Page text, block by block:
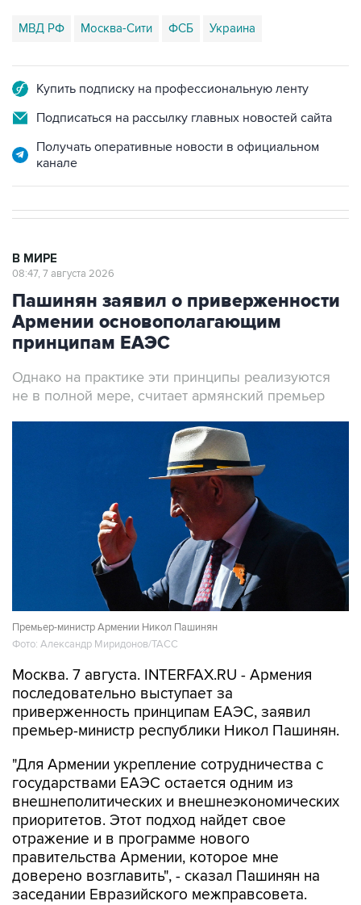
МВД РФ Москва-Сити ФСБ Украина
Купить подписку на профессиональную ленту
Подписаться на рассылку главных новостей сайта
Получать оперативные новости в официальном
канале
В МИРЕ
08:47, 7 августа 2026
Пашинян заявил о приверженности
Армении основополагающим
принципам ЕАЭС
Однако на практике эти принципы реализуются
не в полной мере, считает армянский премьер
Премьер-министр Армении Никол Пашинян
Фото: Александр Миридонов/ТАСС
Москва. 7 августа. INTERFAX.RU - Армения
последовательно выступает за
приверженность принципам ЕАЭС, заявил
премьер-министр республики Никол Пашинян.
"Для Армении укрепление сотрудничества с
государствами ЕАЭС остается одним из
внешнеполитических и внешнеэкономических
приоритетов. Этот подход найдет свое
отражение и в программе нового
правительства Армении, которое мне
доверено возглавить", - сказал Пашинян на
заседании Евразийского межправсовета.